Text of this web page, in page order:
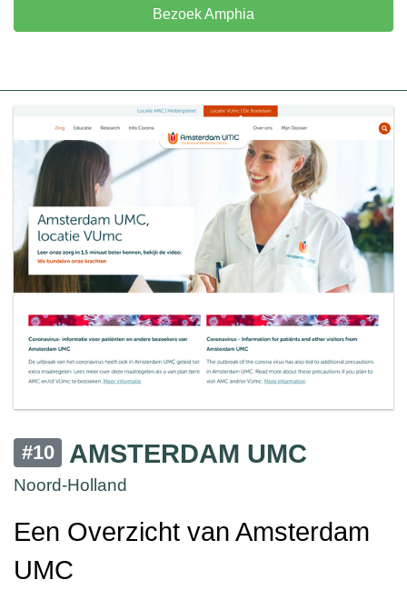
Bezoek Amphia
#10 AMSTERDAM UMC
Noord-Holland
Een Overzicht van Amsterdam
UMC